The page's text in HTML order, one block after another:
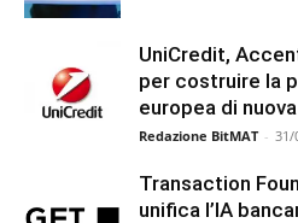
UniCredit,
per costruire la
europea di
Redazione BitMAT - 31/
Transaction
unifica l’IA